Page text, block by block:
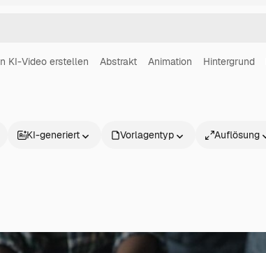
KI-Video erstellen Abstrakt Animation Hintergrund
KI-generiert Vorlagentyp Auflösung